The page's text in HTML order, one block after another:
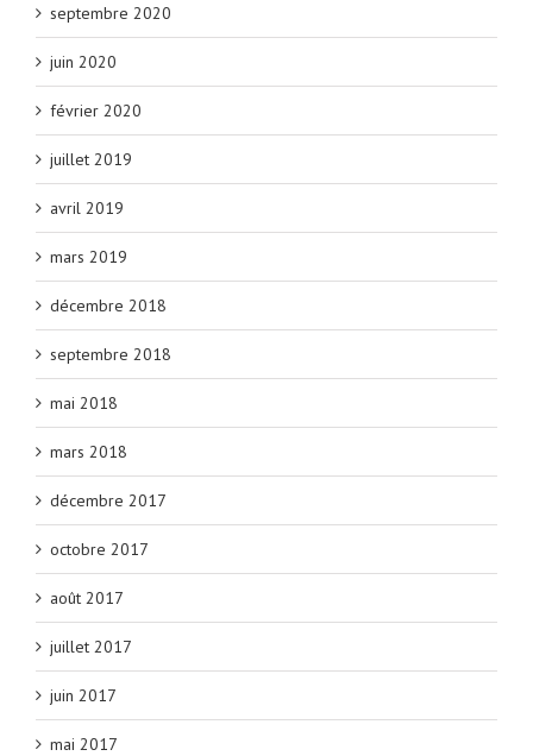
septembre 2020
juin 2020
février 2020
juillet 2019
avril 2019
mars 2019
décembre 2018
septembre 2018
mai 2018
mars 2018
décembre 2017
octobre 2017
août 2017
juillet 2017
juin 2017
mai 2017